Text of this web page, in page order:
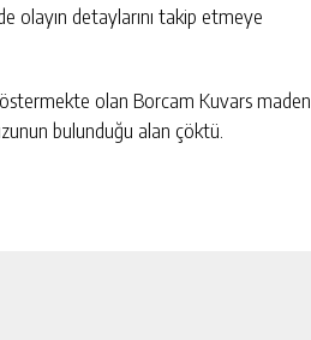
olayın detaylarını takip etmeye
olan Borcam Kuvars maden
bulunduğu alan çöktü.